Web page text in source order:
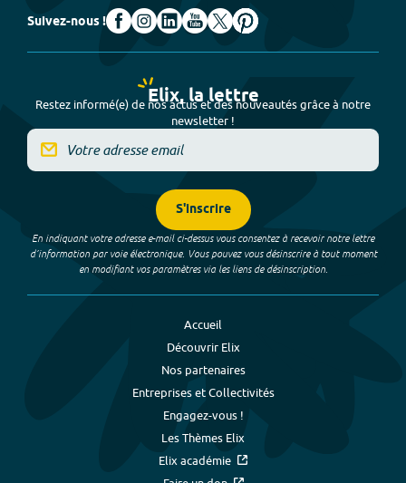
Suivez-nous !
Elix, la lettre
Restez informé(e) de nos actus et des nouveautés grâce à notre
newsletter !
S'inscrire
En indiquant votre adresse e-mail ci-dessus vous consentez à recevoir notre lettre
d’information par voie électronique. Vous pouvez vous désinscrire à tout moment
en modifiant vos paramètres via les liens de désinscription.
Accueil
Découvrir Elix
Nos partenaires
Entreprises et Collectivités
Engagez-vous !
Les Thèmes Elix
Elix académie